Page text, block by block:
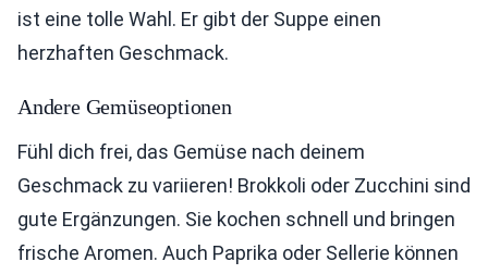
ist eine tolle Wahl. Er gibt der Suppe einen
herzhaften Geschmack.
Andere Gemüseoptionen
Fühl dich frei, das Gemüse nach deinem
Geschmack zu variieren! Brokkoli oder Zucchini sind
gute Ergänzungen. Sie kochen schnell und bringen
frische Aromen. Auch Paprika oder Sellerie können